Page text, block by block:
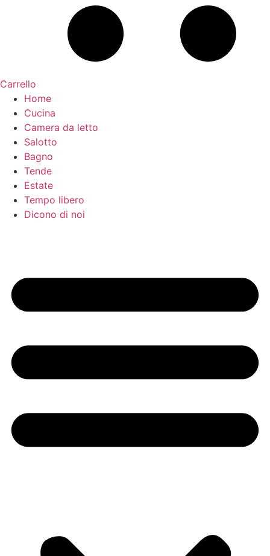
Carrello
Home
Cucina
Camera da letto
Salotto
Bagno
Tende
Estate
Tempo libero
Dicono di noi